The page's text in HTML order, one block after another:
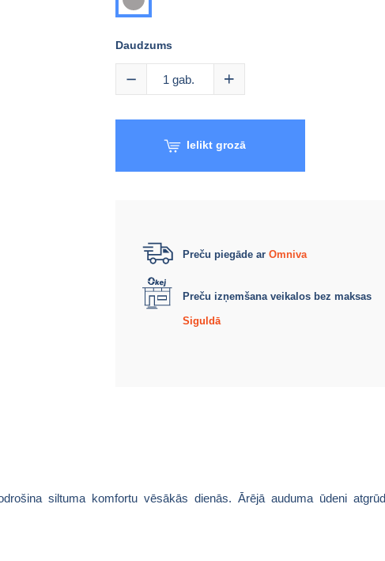
Daudzums
1 gab.
Ielikt grozā
Preču piegāde ar Omniva
Preču izņemšana veikalos bez maksas
Siguldā
siltuma komfortu vēsākās dienās. Ārējā auduma ūdeni